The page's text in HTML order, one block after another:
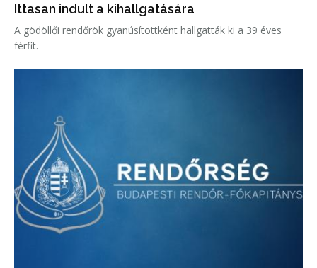
Ittasan indult a kihallgatására
A gödöllői rendőrök gyanúsítottként hallgatták ki a 39 éves
férfit.